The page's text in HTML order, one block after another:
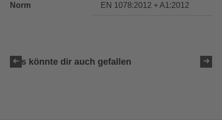
Norm EN 1078:2012 + A1:2012
Das könnte dir auch gefallen